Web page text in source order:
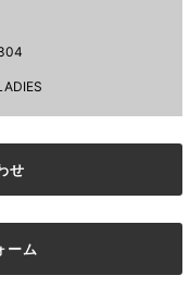
せ
ーム